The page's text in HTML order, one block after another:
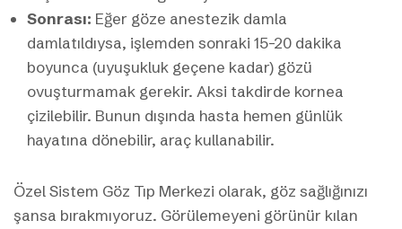
Sonrası: Eğer göze anestezik damla
damlatıldıysa, işlemden sonraki 15-20 dakika
boyunca (uyuşukluk geçene kadar) gözü
ovuşturmamak gerekir. Aksi takdirde kornea
çizilebilir. Bunun dışında hasta hemen günlük
hayatına dönebilir, araç kullanabilir.
Özel Sistem Göz Tıp Merkezi olarak, göz sağlığınızı
şansa bırakmıyoruz. Görülemeyeni görünür kılan